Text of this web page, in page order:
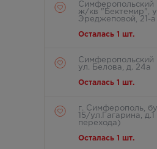
Симферопольский
ж/кв "Бектемир",
Эреджеповой, 21-а
Осталась 1 шт.
Симферопольский
ул. Белова, д. 24а
Осталась 1 шт.
г. Симферополь,
15/ул.Гагарина,
перехода)
Осталась 1 шт.